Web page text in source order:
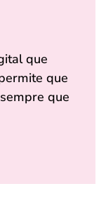
que
que
que